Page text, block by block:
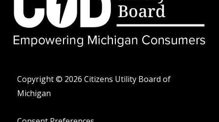
t
e
r
o
-
a
Copyright © 2026 Citizens Utility Board of
Michigan